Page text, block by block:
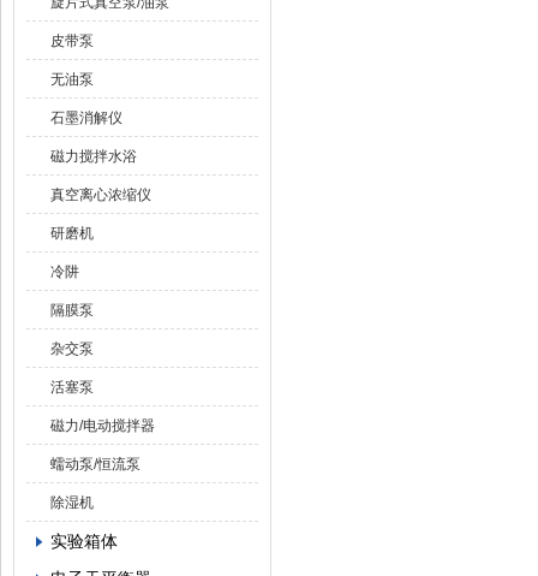
皮带泵
无油泵
石墨消解仪
磁力搅拌水浴
真空离心浓缩仪
研磨机
冷阱
隔膜泵
杂交泵
活塞泵
磁力/电动搅拌器
蠕动泵/恒流泵
除湿机
实验箱体